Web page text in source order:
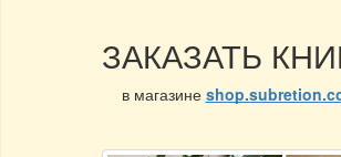
ЗАКАЗАТЬ
в магазине